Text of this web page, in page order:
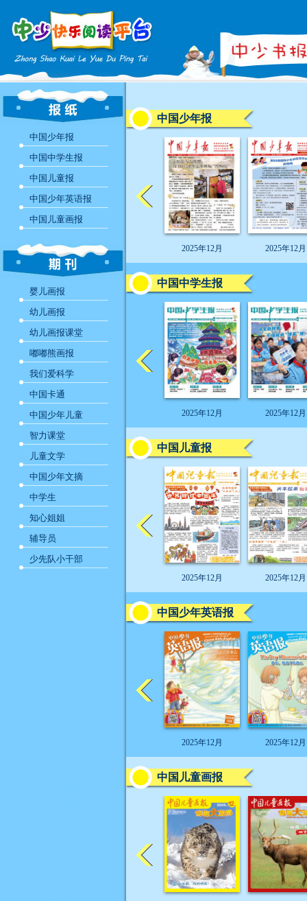
中国少年报
中国中学生报
中国儿童报
中国少年英语报
中国儿童画报
婴儿画报
幼儿画报
幼儿画报课堂
嘟嘟熊画报
我们爱科学
中国卡通
中国少年儿童
智力课堂
儿童文学
中国少年文摘
中学生
知心姐姐
辅导员
少先队小干部
中国少年报
2025年12月 2025年12月
中国中学生报
2025年12月 2025年12月
中国儿童报
2025年12月 2025年12月
中国少年英语报
2025年12月 2025年12月
中国儿童画报